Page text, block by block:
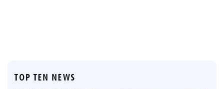
TOP TEN NEWS